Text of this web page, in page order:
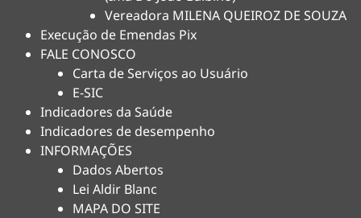
Vereadora MILENA QUEIROZ DE SOUZA
Execução de Emendas Pix
FALE CONOSCO
Carta de Serviços ao Usuário
E-SIC
Indicadores da Saúde
Indicadores de desempenho
INFORMAÇÕES
Dados Abertos
Lei Aldir Blanc
MAPA DO SITE